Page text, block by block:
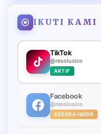
IKUTI KAMI
TikTok
@resolusico
AKTIF
Facebook
@resolusico
SEGERA HADIR